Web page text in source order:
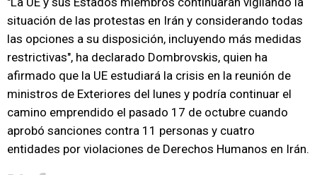
situación de las protestas en Irán y considerando todas
las opciones a su disposición, incluyendo más medidas
restrictivas", ha declarado Dombrovskis, quien ha
afirmado que la UE estudiará la crisis en la reunión de
ministros de Exteriores del lunes y podría continuar el
camino emprendido el pasado 17 de octubre cuando
aprobó sanciones contra 11 personas y cuatro
entidades por violaciones de Derechos Humanos en Irán.